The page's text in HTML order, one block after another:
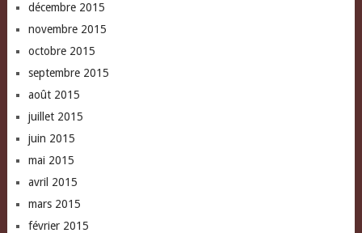
décembre 2015
novembre 2015
octobre 2015
septembre 2015
août 2015
juillet 2015
juin 2015
mai 2015
avril 2015
mars 2015
février 2015